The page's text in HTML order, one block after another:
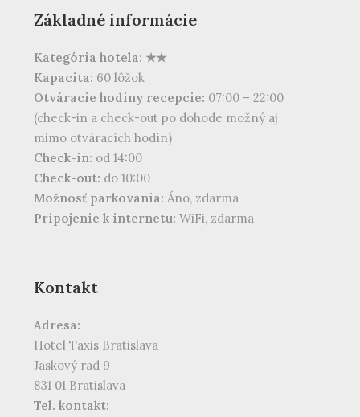
Základné informácie
Kategória hotela: ★★
Kapacita: 60 lôžok
Otváracie hodiny recepcie: 07:00 – 22:00
(check-in a check-out po dohode možný aj
mimo otváracích hodín)
Check-in: od 14:00
Check-out: do 10:00
Možnosť parkovania:Áno, zdarma
Pripojenie k internetu: WiFi, zdarma
Kontakt
Adresa:
Hotel Taxis Bratislava
Jaskový rad 9
831 01 Bratislava
Tel. kontakt: